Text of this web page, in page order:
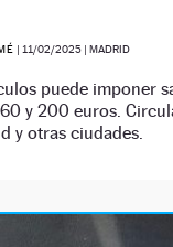
| 11/02/2025| MADRID
puede imponer
y 200 euros.
y otras ciudades.